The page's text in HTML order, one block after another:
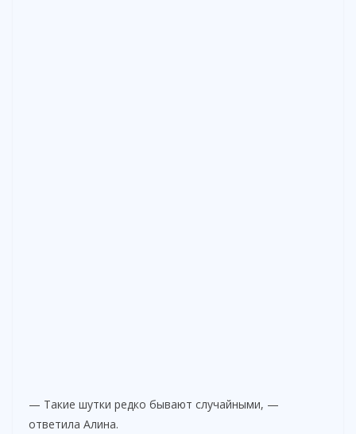
— Такие шутки редко бывают случайными, —
ответила Алина.